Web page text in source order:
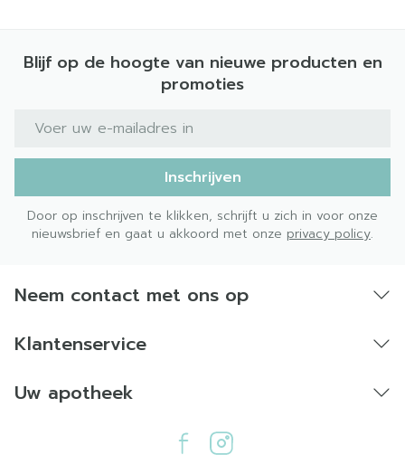
Blijf op de hoogte van nieuwe producten en
promoties
E-mail adres
Inschrijven
Door op inschrijven te klikken, schrijft u zich in voor onze
nieuwsbrief en gaat u akkoord met onze privacy policy.
Neem contact met ons op
Klantenservice
Uw apotheek